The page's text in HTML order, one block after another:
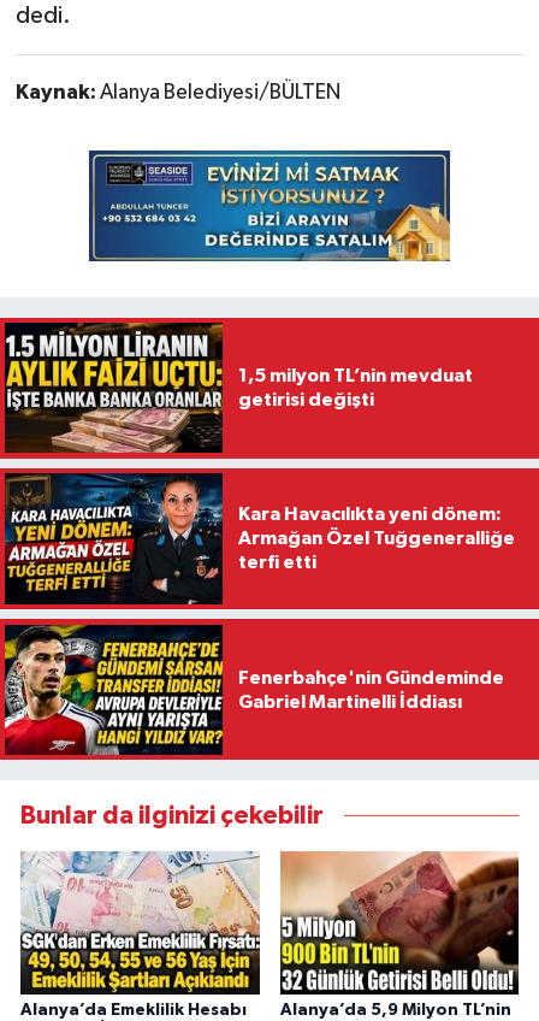
dedi.
Kaynak: Alanya Belediyesi/BÜLTEN
1,5 milyon TL’nin mevduat
getirisi değişti
Kara Havacılıkta yeni dönem:
Armağan Özel Tuğgeneralliğe
terfi etti
Fenerbahçe'nin Gündeminde
Gabriel Martinelli İddiası
Bunlar da ilginizi çekebilir
Alanya’da Emeklilik Hesabı
Alanya’da 5,9 Milyon TL’nin